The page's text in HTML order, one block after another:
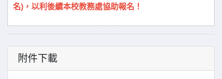
名)，以利後續本校教務處協助報名！
附件下載